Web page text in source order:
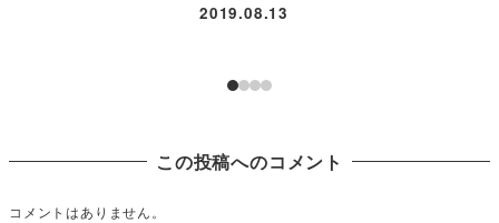
2019.08.13
この投稿へのコメント
コメントはありません。